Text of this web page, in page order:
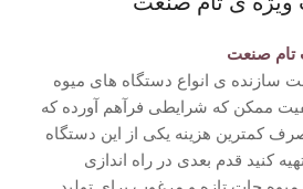
تام صنعت
ی انواع دستگاه های میوه
ممکن که شرایطی فرآهم آورده که
کمترین هزینه یکی از این دستگاه
کنید قدم بعدی در راه اندازی